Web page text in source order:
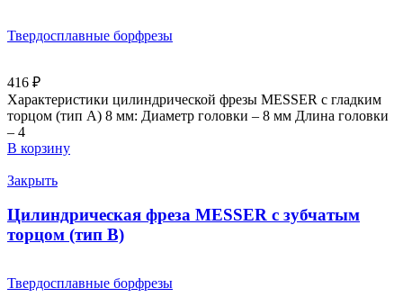
Твердосплавные борфрезы
416 ₽
Характеристики цилиндрической фрезы MESSER с гладким
торцом (тип А) 8 мм: Диаметр головки – 8 мм Длина головки
– 4
В корзину
Закрыть
Цилиндрическая фреза MESSER с зубчатым
торцом (тип В)
Твердосплавные борфрезы